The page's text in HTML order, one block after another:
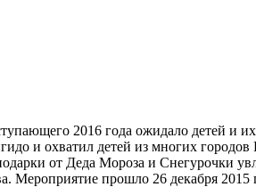
2016 года ожидало детей и
и охватил детей из многих
от Деда Мороза и Снегурочки
Мероприятие прошло 26 декабря